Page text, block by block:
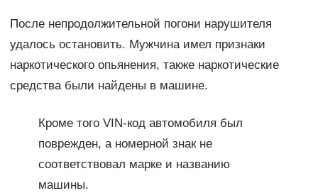
После непродолжительной погони нарушителя
удалось остановить. Мужчина имел признаки
наркотического опьянения, также наркотические
средства были найдены в машине.
Кроме того VIN-код автомобиля был
поврежден, а номерной знак не
соответствовал марке и названию
машины.